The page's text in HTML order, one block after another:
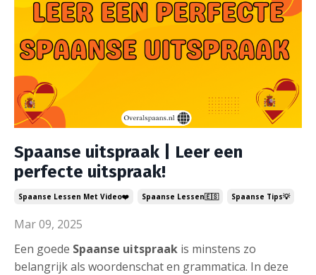
Spaanse uitspraak | Leer een
perfecte uitspraak!
Spaanse Lessen Met Video❤️ Spaanse Lessen🇪🇸 Spaanse Tips💡
Mar 09, 2025
Een goede Spaanse uitspraak is minstens zo
belangrijk als woordenschat en grammatica. In deze